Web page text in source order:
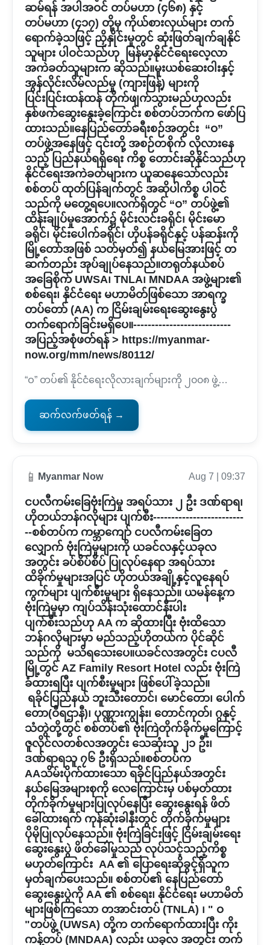
ဆမ်ရန် အပါအဝင် တပ်မဟာ (၄၆၈) နှင့်
တပ်မဟာ (၄၁၇) တို့မှ ကိုယ်စားလှယ်များ တက်
ရောက်ခဲ့သဖြင့် ညှိနှိုင်းမှုတွင် ဆုံးဖြတ်ချက်ချနိုင်
သူများ ပါဝင်သည်ဟု မြန်မာ့နိုင်ငံရေးလေ့လာ
အကဲခတ်သူများက ဆိုသည်။မူးယစ်ဆေးဝါးနှင့်
အွန်လိုင်းလိမ်လည်မှု (ကျားဖြန့်) များကို
ပြင်းပြင်းထန်ထန် တိုက်ဖျက်သွားမည်ဟုလည်း
နှစ်ဖက်ဆွေးနွေးခဲ့ကြောင်း စစ်တပ်ဘက်က ဖော်ပြ
ထားသည်။နေပြည်တော်ခရီးစဉ်အတွင်း “ဝ”
တပ်ဖွဲ့အနေဖြင့် ၎င်းတို့ အစဉ်တစိုက် လိုလားနေ
သည့် ပြည်နယ်ရရှိရေး ကိစ္စ တောင်းဆိုနိုင်သည်ဟု
နိုင်ငံရေးအကဲခတ်များက ယူဆနေသော်လည်း
စစ်တပ် ထုတ်ပြန်ချက်တွင် အဆိုပါကိစ္စ ပါဝင်
သည်ကို မတွေ့ရပေ။လက်ရှိတွင် “ဝ” တပ်ဖွဲ့၏
ထိန်းချုပ်မှုအောက်၌ မိုင်းလင်းခရိုင်၊ မိုင်းမော
ခရိုင်၊ မိုင်းပေါက်ခရိုင်၊ ဟိုပန်ခရိုင်နှင့် ပန်ဆန်းကို
မြို့တော်အဖြစ် သတ်မှတ်၍ နယ်မြေအားဖြင့် တ
ဆက်တည်း အုပ်ချုပ်နေသည်။တရုတ်နယ်စပ်
အခြေစိုက် UWSA၊ TNLA၊ MNDAA အဖွဲ့များ၏
စစ်ရေး၊ နိုင်ငံရေး မဟာမိတ်ဖြစ်သော အာရက္ခ
တပ်တော် (AA) က ငြိမ်းချမ်းရေးဆွေးနွေးပွဲ
တက်ရောက်ခြင်းမရှိပေ။---------------------------
အပြည့်အစုံဖတ်ရန် > https://myanmar-
now.org/mm/news/80112/
“ဝ” တပ်၏ နိုင်ငံရေးလိုလားချက်များကို ၂၀၀၈ ဖွဲ့…
ဆက်လက်ဖတ်ရန် →
📱 Myanmar Now Aug 7 | 09:37
ငပလီကမ်းခြေဗုံးကြဲမှု အရပ်သား ၂ ဦး ဒဏ်ရာရ၊
ဟိုတယ်ဘန်ဂလိုများ ပျက်စီး-------------------------
--စစ်တပ်က ကမ္ဘာကျော် ငပလီကမ်းခြေတ
လျှောက် ဗုံးကြဲမှုများကို ယခင်လနှင့်ယခုလ
အတွင်း ခပ်စိပ်စိပ် ပြုလုပ်နေရာ အရပ်သား
ထိခိုက်မှုများအပြင် ဟိုတယ်အချို့နှင့်လူနေရပ်
ကွက်များ ပျက်စီးမှုများ ရှိနေသည်။ ယမန်နေ့က
ဗုံးကြဲမှုမှာ ကျပ်သိန်းသုံးထောင်နီးပါး
ပျက်စီးသည်ဟု AA က ဆိုထားပြီး ဗုံးထိသော
ဘန်ဂလိုများမှာ မည်သည့်ဟိုတယ်က ပိုင်ဆိုင်
သည်ကို မသိရသေးပေ။ယခင်လအတွင်း ငပလီ
မြို့တွင် AZ Family Resort Hotel လည်း ဗုံးကြဲ
ခံထားရပြီး ပျက်စီးမှုများ ဖြစ်ပေါ်ခဲ့သည်။
ရခိုင်ပြည်နယ် ဘူးသီးတောင်၊ မောင်တော၊ ပေါက်
တော(ဝီရဌာနီ)၊ ပုဏ္ဏားကျွန်း၊ တောင်ကုတ်၊ ဂွနှင့်
သံတွဲတို့တွင် စစ်တပ်၏ ဗုံးကြဲတိုက်ခိုက်မှုကြောင့်
ဇူလိုင်လတစ်လအတွင်း သေဆုံးသူ ၂၁ ဦး၊
ဒဏ်ရာရသူ ၇၆ ဦးရှိသည်။စစ်တပ်က
AAသိမ်းပိုက်ထားသော ရခိုင်ပြည်နယ်အတွင်း
နယ်မြေအများစုကို လေကြောင်းမှ ပစ်မှတ်ထား
တိုက်ခိုက်မှုများပြုလုပ်နေပြီး ဆွေးနွေးရန် ဖိတ်
ခေါ်ထားရက် ကုန်ဆုံးခါနီးတွင် တိုက်ခိုက်မှုများ
ပိုမိုပြုလုပ်နေသည်။ ဗုံးကြဲခြင်းဖြင့် ငြိမ်းချမ်းရေး
ဆွေးနွေးပွဲ ဖိတ်ခေါ်မှုသည် လုပ်သင့်သည့်ကိစ္စ
မဟုတ်ကြောင်း AA ၏ ပြောရေးဆိုခွင့်ရှိသူက
မှတ်ချက်ပေးသည်။ စစ်တပ်၏ နေပြည်တော်
ဆွေးနွေးပွဲကို AA ၏ စစ်ရေး၊ နိုင်ငံရေး မဟာမိတ်
များဖြစ်ကြသော တအာင်းတပ် (TNLA) ၊ " ဝ
"တပ်ဖွဲ့ (UWSA) တို့က တက်ရောက်ထားပြီး ကိုး
ကန့်တပ် (MNDAA) လည်း ယခုလ အတွင်း တက်